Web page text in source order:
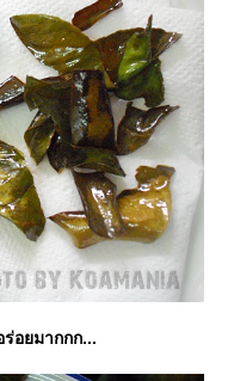
อยมากกก...